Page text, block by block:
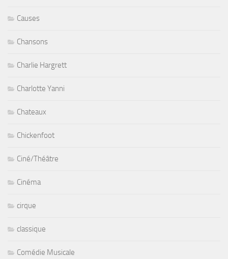
Causes
Chansons
Charlie Hargrett
Charlotte Yanni
Chateaux
Chickenfoot
Ciné/Théâtre
Cinéma
cirque
classique
Comédie Musicale